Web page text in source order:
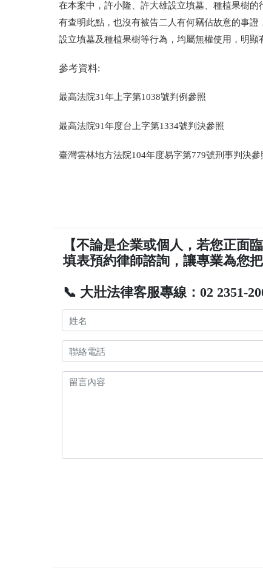
在本案中，許小隆、許大雄設立墳墓、種植果樹
有查明此點，也沒有被告二人有何竊佔故意的事
設立墳墓及種植果樹等行為，均屬無權使用，明顯
參考資料:
最高法院31年上字第1038號判例參照
最高法院91年度台上字第1334號判決參照
臺灣雲林地方法院104年度易字第779號刑事判決參
【不論是企業或個人，若您正面
填表預約律師諮詢，讓專業為您把
📞 大壯法律客服專線：02 2351-